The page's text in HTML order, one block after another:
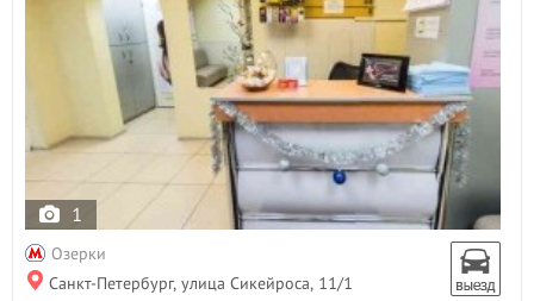
1
Озерки
Санкт-Петербург, улица Сикейроса, 11/1